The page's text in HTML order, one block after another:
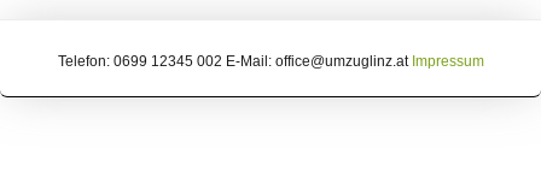
Telefon: 0699 12345 002 E-Mail: office@umzuglinz.at Impressum